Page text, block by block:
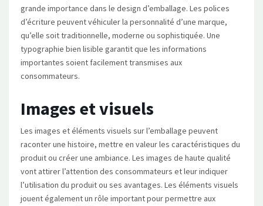
grande importance dans le design d’emballage. Les polices
d’écriture peuvent véhiculer la personnalité d’une marque,
qu’elle soit traditionnelle, moderne ou sophistiquée. Une
typographie bien lisible garantit que les informations
importantes soient facilement transmises aux
consommateurs.
Images et visuels
Les images et éléments visuels sur l’emballage peuvent
raconter une histoire, mettre en valeur les caractéristiques du
produit ou créer une ambiance. Les images de haute qualité
vont attirer l’attention des consommateurs et leur indiquer
l’utilisation du produit ou ses avantages. Les éléments visuels
jouent également un rôle important pour permettre aux